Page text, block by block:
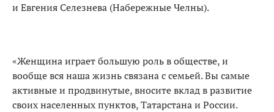
и Евгения Селезнева (Набережные Челны).
«Женщина играет большую роль в обществе, и
вообще вся наша жизнь связана с семьей. Вы самые
активные и продвинутые, вносите вклад в развитие
своих населенных пунктов, Татарстана и России.